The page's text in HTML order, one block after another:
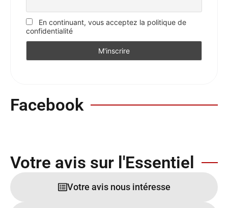
En continuant, vous acceptez la politique de
confidentialité
Facebook
Votre avis sur l'Essentiel
Votre avis nous intéresse